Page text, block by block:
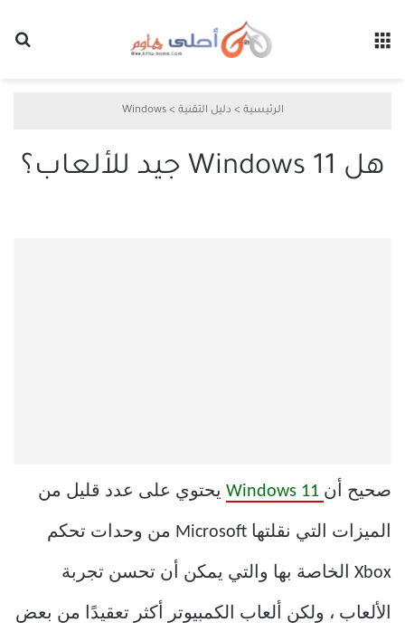
الرئيسية > دليل التقنية >
Windows
هل Windows 11 جيد للألعاب؟
صحيح أن يحتوي على عدد قليل من
الميزات التي نقلتها Microsoft من وحدات تحكم
Xbox الخاصة بها والتي يمكن أن تحسن تجربة
الألعاب ، ولكن ألعاب الكمبيوتر أكثر تعقيدًا من بعض